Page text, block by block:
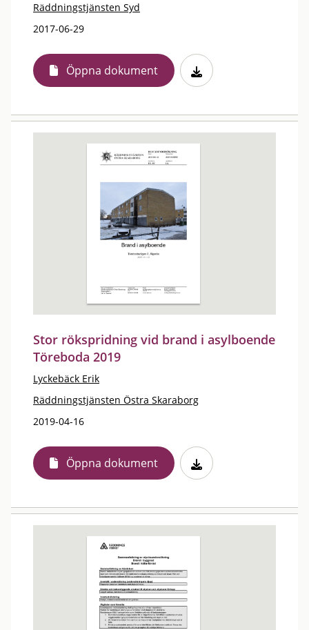
Räddningstjänsten Syd
2017-06-29
Öppna dokument
Stor rökspridning vid brand i asylboende
Töreboda 2019
Lyckebäck Erik
Räddningstjänsten Östra Skaraborg
2019-04-16
Öppna dokument